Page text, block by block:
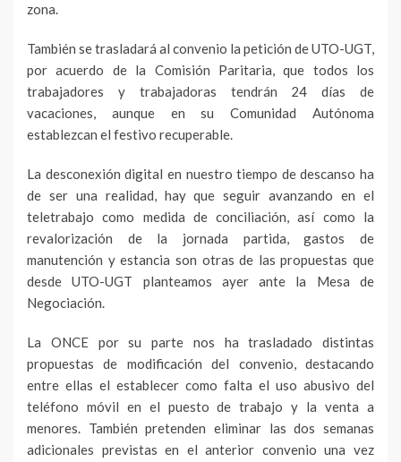
zona.
También se trasladará al convenio la petición de UTO-UGT,
por acuerdo de la Comisión Paritaria, que todos los
trabajadores y trabajadoras tendrán 24 días de
vacaciones, aunque en su Comunidad Autónoma
establezcan el festivo recuperable.
La desconexión digital en nuestro tiempo de descanso ha
de ser una realidad, hay que seguir avanzando en el
teletrabajo como medida de conciliación, así como la
revalorización de la jornada partida, gastos de
manutención y estancia son otras de las propuestas que
desde UTO-UGT planteamos ayer ante la Mesa de
Negociación.
La ONCE por su parte nos ha trasladado distintas
propuestas de modificación del convenio, destacando
entre ellas el establecer como falta el uso abusivo del
teléfono móvil en el puesto de trabajo y la venta a
menores. También pretenden eliminar las dos semanas
adicionales previstas en el anterior convenio una vez